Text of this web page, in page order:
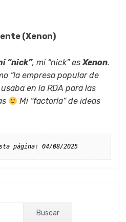
(Xenon)
“nick”, mi “nick” esXenon.
“la empre­sa pop­u­lar de
en la RDA para las
Mi “fac­toría” de ideas
página: 04/08/2025
Buscar